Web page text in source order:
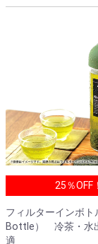
25％OFF！
フィルターインボト
Bottle） 冷茶・水
適